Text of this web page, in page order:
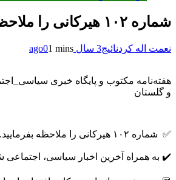
شماره ۱۰۲ هیرکانی را ملاحظه بفرمایید
نعمت اله کردنائیج3 سال ago 01 mins
هفته‌نامه مکتوب و پایگاه خبری
و گلستان
✅ شماره ۱۰۲ هیرکانی را ملاحظه بفرمایید🔺
✔️ به همراه آخرین اخبار سیاسی، اجتماعی